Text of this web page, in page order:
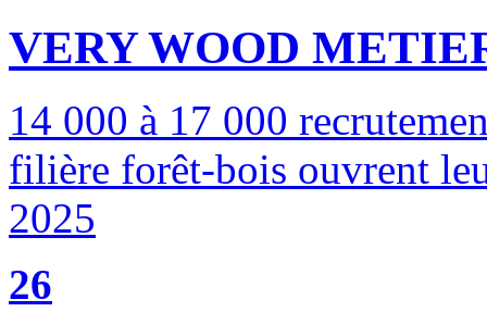
VERY WOOD
14 000 à 17 000
filière forêt-bois ouvrent
2025
26